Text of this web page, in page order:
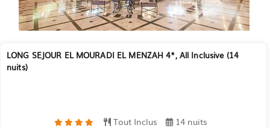
LONG SEJOUR EL MOURADI EL MENZAH 4*, All Inclusive (14
nuits)
Tout Inclus 14 nuits